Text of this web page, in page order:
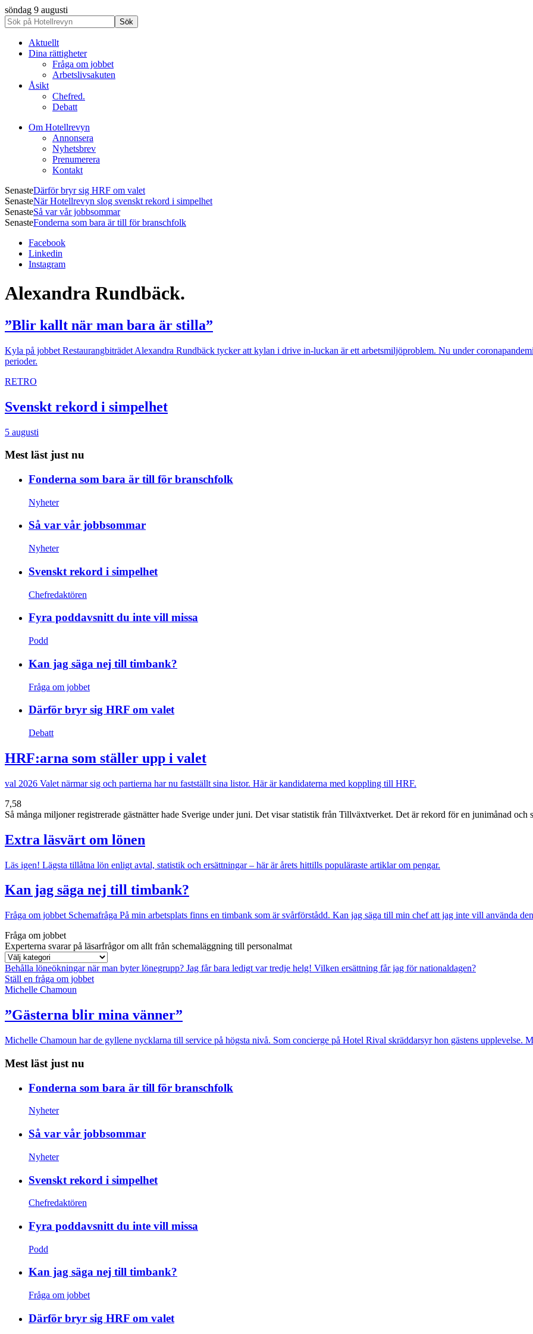
söndag 9 augusti
Aktuellt
Dina rättigheter
Fråga om jobbet
Arbetslivsakuten
Åsikt
Chefred.
Debatt
Om Hotellrevyn
Annonsera
Nyhetsbrev
Prenumerera
Kontakt
SenasteDärför bryr sig HRF om valet
SenasteNär Hotellrevyn slog svenskt rekord i simpelhet
SenasteSå var vår jobbsommar
SenasteFonderna som bara är till för branschfolk
Facebook
Linkedin
Instagram
Alexandra Rundbäck.
”Blir kallt när man bara är stilla”
Kyla på jobbet Restaurangbiträdet Alexandra Rundbäck tycker att kylan i drive in-luckan är ett arbetsmiljöproblem. Nu under
perioder.
RETRO
Svenskt rekord i simpelhet
5 augusti
Mest läst just nu
Fonderna som bara är till för branschfolk
Nyheter
Så var vår jobbsommar
Nyheter
Svenskt rekord i simpelhet
Chefredaktören
Fyra poddavsnitt du inte vill missa
Podd
Kan jag säga nej till timbank?
Fråga om jobbet
Därför bryr sig HRF om valet
Debatt
HRF:arna som ställer upp i valet
val 2026 Valet närmar sig och partierna har nu fastställt sina listor. Här är kandidaterna med koppling till HRF.
7,58
Så många miljoner registrerade gästnätter hade Sverige under juni. Det visar statistik från Tillväxtverket. Det är rekord för en junimånad och
Extra läsvärt om lönen
Läs igen! Lägsta tillåtna lön enligt avtal, statistik och ersättningar – här är årets hittills populäraste artiklar om pengar.
Kan jag säga nej till timbank?
Fråga om jobbet Schemafråga På min arbetsplats finns en timbank som är svårförstådd. Kan jag säga till min chef att jag inte vill använda
Fråga om jobbet
Experterna svarar på läsarfrågor om allt från schemaläggning till personalmat
Behålla löneökningar när man byter lönegrupp? Jag får bara ledigt var tredje helg! Vilken ersättning får jag för nationaldagen?
Ställ en fråga om jobbet
Michelle Chamoun
”Gästerna blir mina vänner”
Michelle Chamoun har de gyllene nycklarna till service på högsta nivå. Som concierge på Hotel Rival skräddarsyr hon gästens upp­levelse.
Mest läst just nu
Fonderna som bara är till för branschfolk
Nyheter
Så var vår jobbsommar
Nyheter
Svenskt rekord i simpelhet
Chefredaktören
Fyra poddavsnitt du inte vill missa
Podd
Kan jag säga nej till timbank?
Fråga om jobbet
Därför bryr sig HRF om valet